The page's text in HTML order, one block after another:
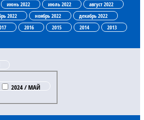
июнь 2022 июль 2022
август 2022
2022 ноябрь 2022
декабрь 2022
2016 2015 2014
2013
2024 / МАЙ